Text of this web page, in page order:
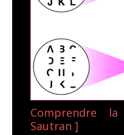
Comprendre
Sautran ]